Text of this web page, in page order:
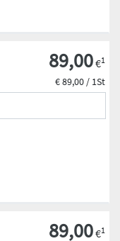
89,00€1
€ 89,00 / 1St
89,00€1